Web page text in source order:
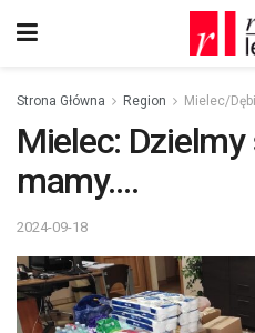
Strona Główna Region Mielec/
Mielec:
mamy….
2024-09-18